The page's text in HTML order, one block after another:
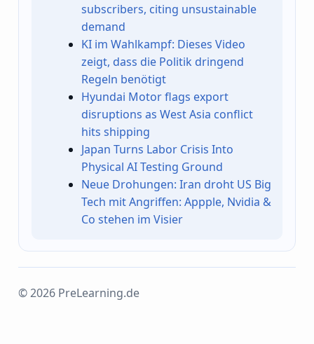
subscribers, citing unsustainable
demand
KI im Wahlkampf: Dieses Video
zeigt, dass die Politik dringend
Regeln benötigt
Hyundai Motor flags export
disruptions as West Asia conflict
hits shipping
Japan Turns Labor Crisis Into
Physical AI Testing Ground
Neue Drohungen: Iran droht US Big
Tech mit Angriffen: Appple, Nvidia &
Co stehen im Visier
© 2026 PreLearning.de